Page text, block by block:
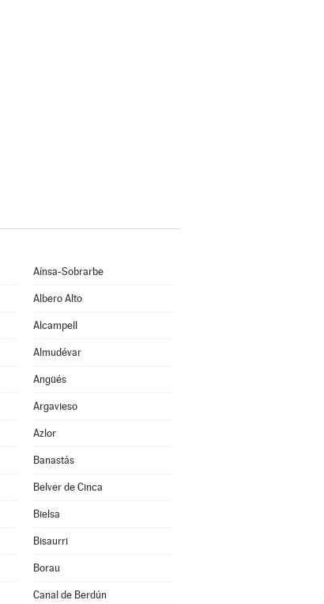
Aínsa-Sobrarbe
Albero Alto
Alcampell
Almudévar
Angüés
Argavieso
Azlor
Banastás
Belver de Cinca
Bielsa
Bisaurri
Borau
Canal de Berdún